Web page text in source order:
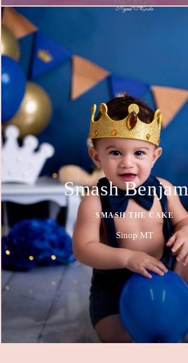
Smash
SMASH THE CAKE
Sinop MT